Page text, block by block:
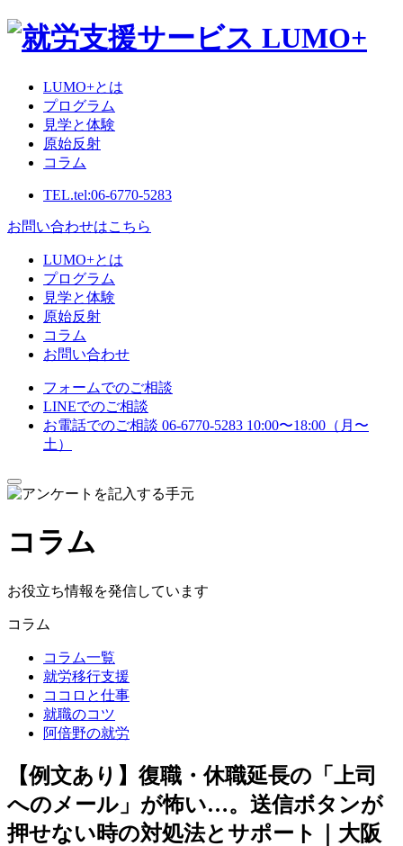
LUMO+とは
プログラム
見学と体験
原始反射
コラム
TEL.tel:06-6770-5283
お問い合わせはこちら
LUMO+とは
プログラム
見学と体験
原始反射
コラム
お問い合わせ
フォームでのご相談
LINEでのご相談
お電話でのご相談 06-6770-5283 10:00〜18:00（月〜
土）
メ
ニ
ー
を
閉
す
る
コラム
お役立ち情報を発信しています
コラム
コラム一覧
就労移行支援
ココロと仕事
就職のコツ
阿倍野の就労
【例文あり】復職・休職延長の「上司
へのメール」が怖い…。送信ボタンが
押せない時の対処法とサポート｜大阪